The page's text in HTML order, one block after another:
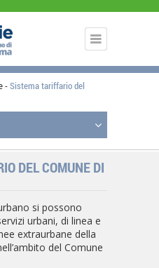
Sistema tariffario del
DEL COMUNE DI
si possono
urbani, di linea e
extraurbane della
del Comune